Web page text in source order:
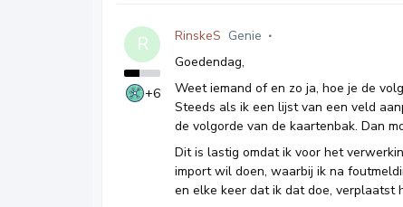
R
+6
RinskeS Genie
Goedendag,
Weet iemand of en zo ja, hoe je de
Steeds als ik een lijst van een veld
de volgorde van de kaartenbak. Dan
Dit is lastig omdat ik voor het
import wil doen, waarbij ik na
en elke keer dat ik dat doe, verplaatst